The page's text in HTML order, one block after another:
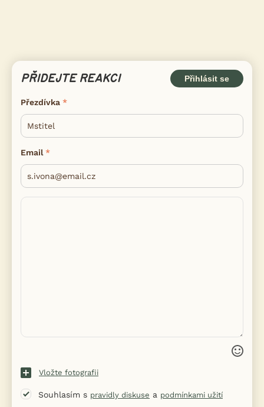
PŘIDEJTE REAKCI Přihlásit se
Přezdívka
Email
Vložte fotografii
Souhlasím s pravidly diskuse a podmínkami užití